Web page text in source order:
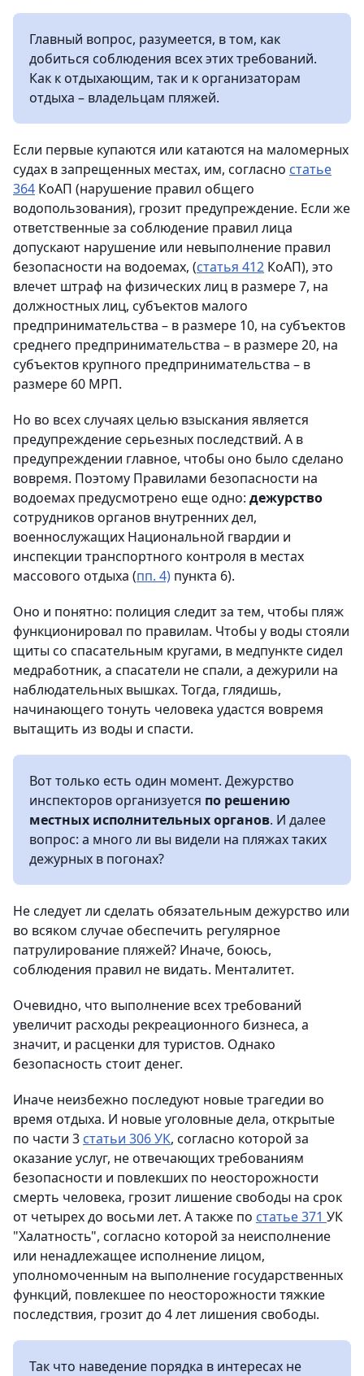
Главный вопрос, разумеется, в том, как
добиться соблюдения всех этих требований.
Как к отдыхающим, так и к организаторам
отдыха – владельцам пляжей.
Если первые купаются или катаются на маломерных
судах в запрещенных местах, им, согласно статье
364 КоАП (нарушение правил общего
водопользования), грозит предупреждение. Если же
ответственные за соблюдение правил лица
допускают нарушение или невыполнение правил
безопасности на водоемах, (статья 412 КоАП), это
влечет штраф на физических лиц в размере 7, на
должностных лиц, субъектов малого
предпринимательства – в размере 10, на субъектов
среднего предпринимательства – в размере 20, на
субъектов крупного предпринимательства – в
размере 60 МРП.
Но во всех случаях целью взыскания является
предупреждение серьезных последствий. А в
предупреждении главное, чтобы оно было сделано
вовремя. Поэтому Правилами безопасности на
водоемах предусмотрено еще одно: дежурство
сотрудников органов внутренних дел,
военнослужащих Национальной гвардии и
инспекции транспортного контроля в местах
массового отдыха (пп. 4) пункта 6).
Оно и понятно: полиция следит за тем, чтобы пляж
функционировал по правилам. Чтобы у воды стояли
щиты со спасательным кругами, в медпункте сидел
медработник, а спасатели не спали, а дежурили на
наблюдательных вышках. Тогда, глядишь,
начинающего тонуть человека удастся вовремя
вытащить из воды и спасти.
Вот только есть один момент. Дежурство
инспекторов организуется по решению
местных исполнительных органов. И далее
вопрос: а много ли вы видели на пляжах таких
дежурных в погонах?
Не следует ли сделать обязательным дежурство или
во всяком случае обеспечить регулярное
патрулирование пляжей? Иначе, боюсь,
соблюдения правил не видать. Менталитет.
Очевидно, что выполнение всех требований
увеличит расходы рекреационного бизнеса, а
значит, и расценки для туристов. Однако
безопасность стоит денег.
Иначе неизбежно последуют новые трагедии во
время отдыха. И новые уголовные дела, открытые
по части 3 статьи 306 УК, согласно которой за
оказание услуг, не отвечающих требованиям
безопасности и повлекших по неосторожности
смерть человека, грозит лишение свободы на срок
от четырех до восьми лет. А также по статье 371 УК
"Халатность", согласно которой за неисполнение
или ненадлежащее исполнение лицом,
уполномоченным на выполнение государственных
функций, повлекшее по неосторожности тяжкие
последствия, грозит до 4 лет лишения свободы.
Так что наведение порядка в интересах не